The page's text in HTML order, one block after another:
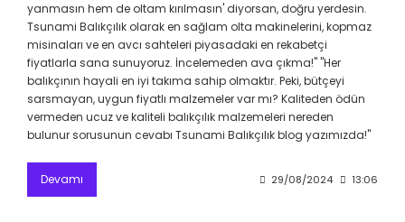
yanmasın hem de oltam kırılmasın' diyorsan, doğru yerdesin.
Tsunami Balıkçılık olarak en sağlam olta makinelerini, kopmaz
misinaları ve en avcı sahteleri piyasadaki en rekabetçi
fiyatlarla sana sunuyoruz. İncelemeden ava çıkma!" "Her
balıkçının hayali en iyi takıma sahip olmaktır. Peki, bütçeyi
sarsmayan, uygun fiyatlı malzemeler var mı? Kaliteden ödün
vermeden ucuz ve kaliteli balıkçılık malzemeleri nereden
bulunur sorusunun cevabı Tsunami Balıkçılık blog yazımızda!"
Devamı 29/08/2024 13:06